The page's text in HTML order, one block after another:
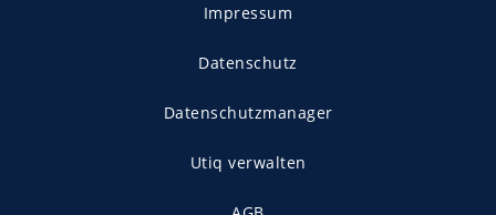
Impressum
Datenschutz
Datenschutzmanager
Utiq verwalten